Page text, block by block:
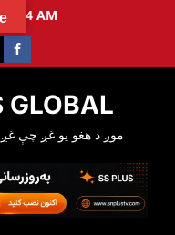
AM
GLOBAL